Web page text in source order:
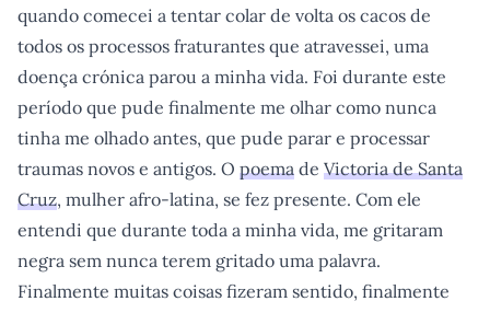
quando comecei a tentar colar de volta os cacos de
todos os processos fraturantes que atravessei, uma
doença crónica parou a minha vida. Foi durante este
período que pude finalmente me olhar como nunca
tinha me olhado antes, que pude parar e processar
traumas novos e antigos. O poema de Victoria de Santa
Cruz, mulher afro-latina, se fez presente. Com ele
entendi que durante toda a minha vida, me gritaram
negra sem nunca terem gritado uma palavra.
Finalmente muitas coisas fizeram sentido, finalmente